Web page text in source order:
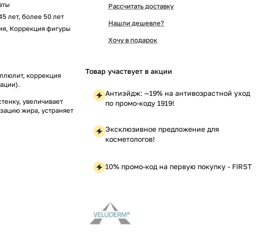
лет, более 50 лет
Коррекция фигуры
коррекция
увеличивает
жира, устраняет
Рассчитать доставку
Нашли дешевле?
Хочу в подарок
Товар участвует в акции
Антиэйдж: —19% на антивозрастной уход
по промо-коду 1919!
Эксклюзивное предложение для
косметологов!
10% промо-код на первую покупку - FIRST